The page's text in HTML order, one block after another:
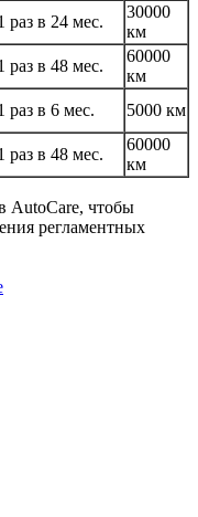
раз в 24 мес.
30000
км
раз в 48 мес.
60000
км
раз в 6 мес. 5000 км
раз в 48 мес.
60000
км
AutoCare, чтобы
регламентных